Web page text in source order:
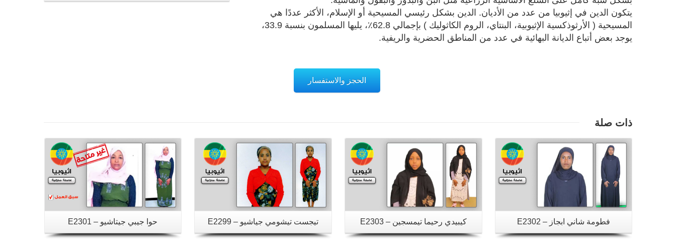
يتكون الدين في إثيوبيا من عدد من الأديان. الدين بشكل رئيسي المسيحية أو الإسلام، الأكثر عددًا هي
المسيحية ( الأرثوذكسية الإثيوبية، البنتاي، الروم الكاثوليك ) بإجمالي 62.8٪، يليها المسلمون بنسبة 33.9،
يوجد بعض أتباع الديانة البهائية في عدد من المناطق الحضرية والريفية.
الحجز والاستفسار
ذات صلة
حوا جيبي جيتاشيو – E2301 تيجست تيشومي جياشيو – E2299 كيبيدي رحيما تيمسجين – E2303 فطومة شاني ابجاز – E2302